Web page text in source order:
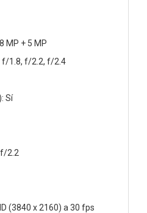
MP + 5 MP
f/1.8, f/2.2, f/2.4
Sí
2.2
(3840 x 2160) a 30 fps